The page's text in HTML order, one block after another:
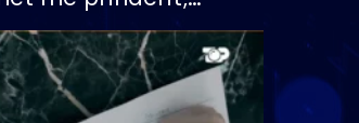
dhe bashkëshorten:
ndonjë letër divorci